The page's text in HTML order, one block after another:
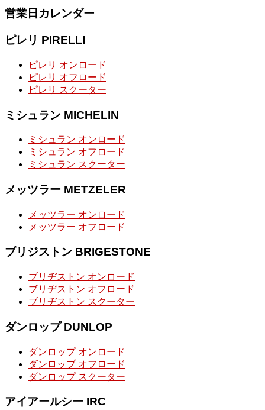
営業日カレンダー
ピレリ PIRELLI
ピレリ オンロード
ピレリ オフロード
ピレリ スクーター
ミシュラン MICHELIN
ミシュラン オンロード
ミシュラン オフロード
ミシュラン スクーター
メッツラー METZELER
メッツラー オンロード
メッツラー オフロード
ブリジストン BRIGESTONE
ブリヂストン オンロード
ブリヂストン オフロード
ブリヂストン スクーター
ダンロップ DUNLOP
ダンロップ オンロード
ダンロップ オフロード
ダンロップ スクーター
アイアールシー IRC